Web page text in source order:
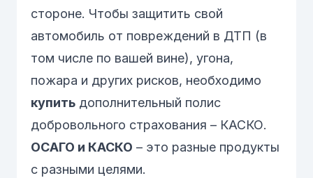
стороне. Чтобы защитить свой
автомобиль от повреждений в ДТП (в
том числе по вашей вине), угона,
пожара и других рисков, необходимо
купить дополнительный полис
добровольного страхования – КАСКО.
ОСАГО и КАСКО – это разные продукты
с разными целями.